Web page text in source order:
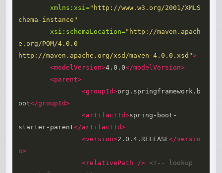
xmlns:xsi="http://www.w3.org/2001/XMLS
chema-instance"
xsi:schemaLocation="http://maven.apach
e.org/POM/4.0.0
http://maven.apache.org/xsd/maven-4.0.0.xsd">
<modelVersion>4.0.0</modelVersion>
<parent>
<groupId>org.springframework.b
oot</groupId>
<artifactId>spring-boot-
starter-parent</artifactId>
<version>2.0.4.RELEASE</versio
n>
<relativePath
/> <!-- lookup